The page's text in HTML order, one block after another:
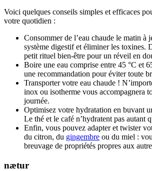
Voici quelques conseils simples et efficaces
votre quotidien :
Consommer de l’eau chaude le matin à
système digestif et éliminer les toxines.
petit rituel bien-être pour un réveil en
Boire une eau comprise entre 45 °C et
une recommandation pour éviter toute
Transporter votre eau chaude !
inox ou isotherme vous accompagnera
journée.
Optimisez votre hydratation en buvant
Le thé et le café n’hydratent pas autant
Enfin, vous pouvez adapter et twister
du citron, du gingembre ou du miel :
breuvage de propriétés propres aux
nætur